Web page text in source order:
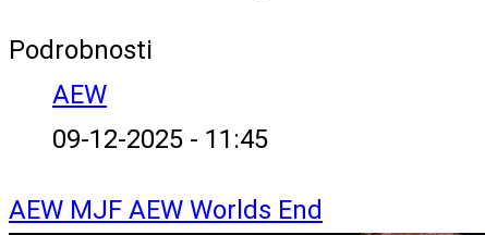
Podrobnosti
AEW
09-12-2025 - 11:45
AEW MJF AEW Worlds End